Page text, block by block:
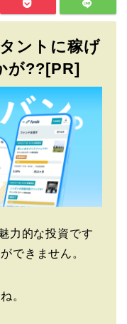
ントに稼げ
が??[PR]
力的な投資です
できません。
。